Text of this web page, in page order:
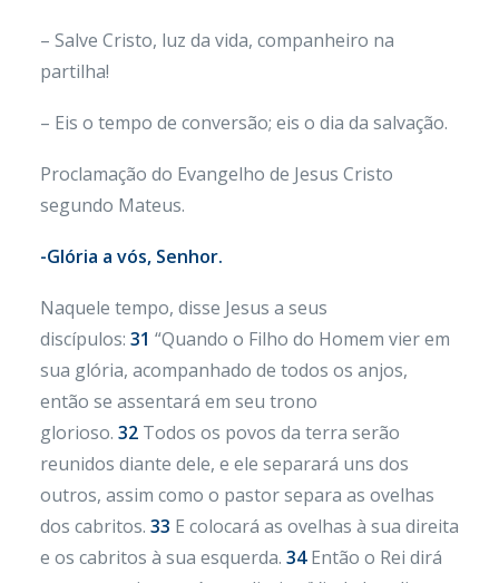
– Salve Cristo, luz da vida, companheiro na
partilha!
– Eis o tempo de conversão; eis o dia da salvação.
Proclamação do Evangelho de Jesus Cristo
segundo Mateus.
-Glória a vós, Senhor.
Naquele tempo, disse Jesus a seus
discípulos: 31 “Quando o Filho do Homem vier em
sua glória, acompanhado de todos os anjos,
então se assentará em seu trono
glorioso. 32 Todos os povos da terra serão
reunidos diante dele, e ele separará uns dos
outros, assim como o pastor separa as ovelhas
dos cabritos. 33 E colocará as ovelhas à sua direita
e os cabritos à sua esquerda. 34Então o Rei dirá